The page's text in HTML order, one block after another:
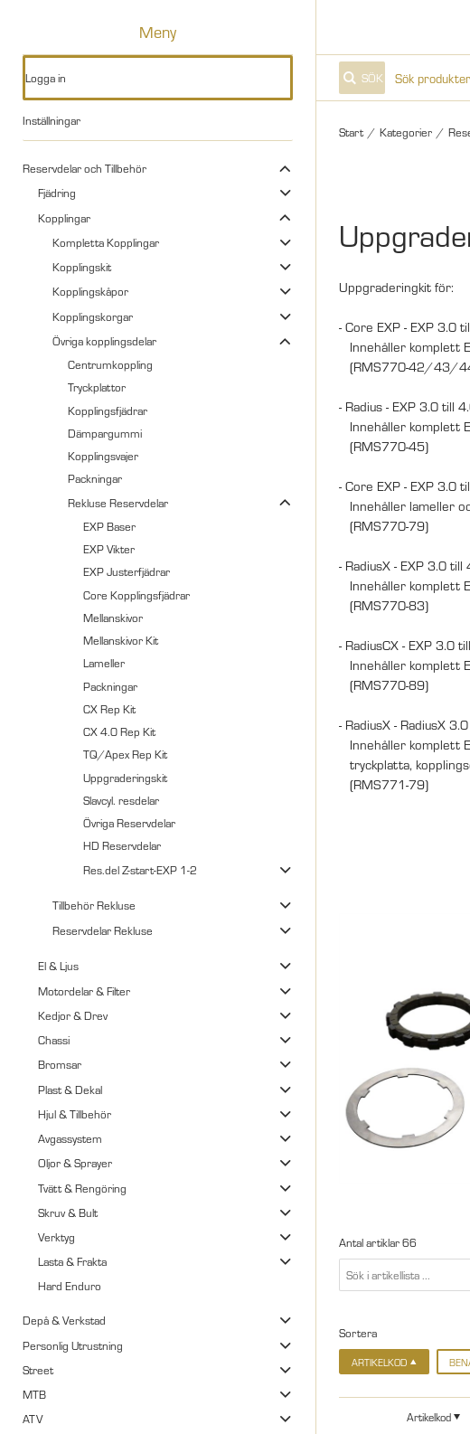
Meny
Logga in
Inställningar
Reservdelar och Tillbehör
Fjädring
Kopplingar
Kompletta Kopplingar
Kopplingskit
Kopplingskåpor
Kopplingskorgar
Övriga kopplingsdelar
Centrumkoppling
Tryckplattor
Kopplingsfjädrar
Dämpargummi
Kopplingsvajer
Packningar
Rekluse Reservdelar
EXP Baser
EXP Vikter
EXP Justerfjädrar
Core Kopplingsfjädrar
Mellanskivor
Mellanskivor Kit
Lameller
Packningar
CX Rep Kit
CX 4.0 Rep Kit
TQ/Apex Rep Kit
Uppgraderingskit
Slavcyl. resdelar
Övriga Reservdelar
HD Reservdelar
Res.del Z-start-EXP 1-2
Tillbehör Rekluse
Reservdelar Rekluse
El & Ljus
Motordelar & Filter
Kedjor & Drev
Chassi
Bromsar
Plast & Dekal
Hjul & Tillbehör
Avgassystem
Oljor & Sprayer
Tvätt & Rengöring
Skruv & Bult
Verktyg
Lasta & Frakta
Hard Enduro
Depå & Verkstad
Personlig Utrustning
Street
MTB
ATV
SÖK
Start / Kategorier /
Uppgraderingkit för:
- Core EXP - EXP 3.0
Innehåller komplett
(RMS770-42/43/
- Radius - EXP 3.0 till
Innehåller komplett
(RMS770-45)
- Core EXP - EXP 3.0
Innehåller lameller
(RMS770-79)
- RadiusX - EXP 3.0 till
Innehåller komplett
(RMS770-83)
- RadiusCX - EXP 3.0
Innehåller komplett
(RMS770-89)
- RadiusX - RadiusX
Innehåller komplett
tryckplatta,
(RMS771-79)
Antal artiklar66
Sortera
ARTIKELKOD
Artikelkod